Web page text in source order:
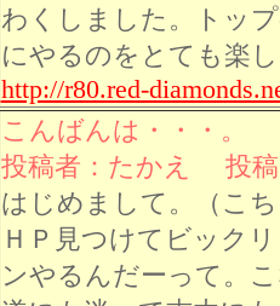
わくしました。トッ
にやるのをとても楽
http://r80.red-
こんばんは・・・。
投稿者：たかえ 投稿
はじめまして。（こ
ＨＰ見つけてビック
ンやるんだーって。